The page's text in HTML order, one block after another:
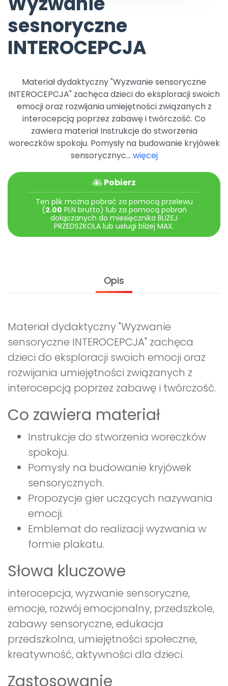
Promocje
sesnoryczne
INTEROCEPCJA
Materiał dydaktyczny "Wyzwanie sensoryczne
INTEROCEPCJA" zachęca dzieci do eksploracji swoich
emocji oraz rozwijania umiejętności związanych z
interocepcją poprzez zabawę i twórczość. Co
zawiera materiał Instrukcje do stworzenia
woreczków spokoju. Pomysły na budowanie kryjówek
sensorycznyc... więcej
Pobierz
Ten plik można pobrać za pomocą przelewu
(2.00 PLN brutto) lub za pomocą pobrań
dołączanych do miesięcznika BLIŻEJ
PRZEDSZKOLA lub usługi bliżej MAX.
Opis
Materiał dydaktyczny "Wyzwanie
sensoryczne INTEROCEPCJA" zachęca
dzieci do eksploracji swoich emocji oraz
rozwijania umiejętności związanych z
interocepcją poprzez zabawę i twórczość.
Co zawiera materiał
Instrukcje do stworzenia woreczków
spokoju.
Pomysły na budowanie kryjówek
sensorycznych.
Propozycje gier uczących nazywania
emocji.
Emblemat do realizacji wyzwania w
formie plakatu.
Słowa kluczowe
interocepcja, wyzwanie sensoryczne,
emocje, rozwój emocjonalny, przedszkole,
zabawy sensoryczne, edukacja
przedszkolna, umiejętności społeczne,
kreatywność, aktywności dla dzieci.
Zastosowanie